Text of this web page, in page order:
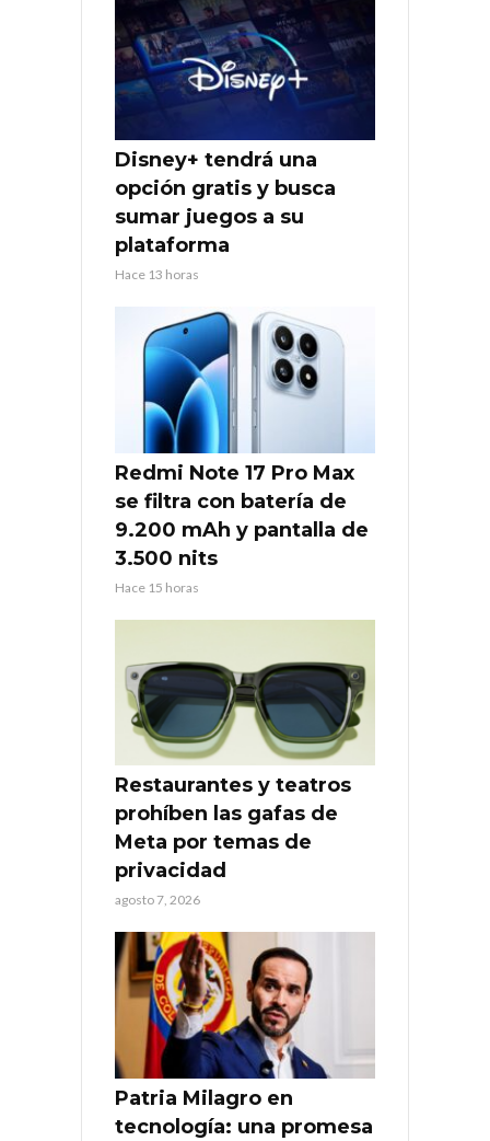
Disney+ tendrá una
opción gratis y busca
sumar juegos a su
plataforma
Hace 13 horas
Redmi Note 17 Pro Max
se filtra con batería de
9.200 mAh y pantalla de
3.500 nits
Hace 15 horas
Restaurantes y teatros
prohíben las gafas de
Meta por temas de
privacidad
agosto 7, 2026
Patria Milagro en
tecnología: una promesa